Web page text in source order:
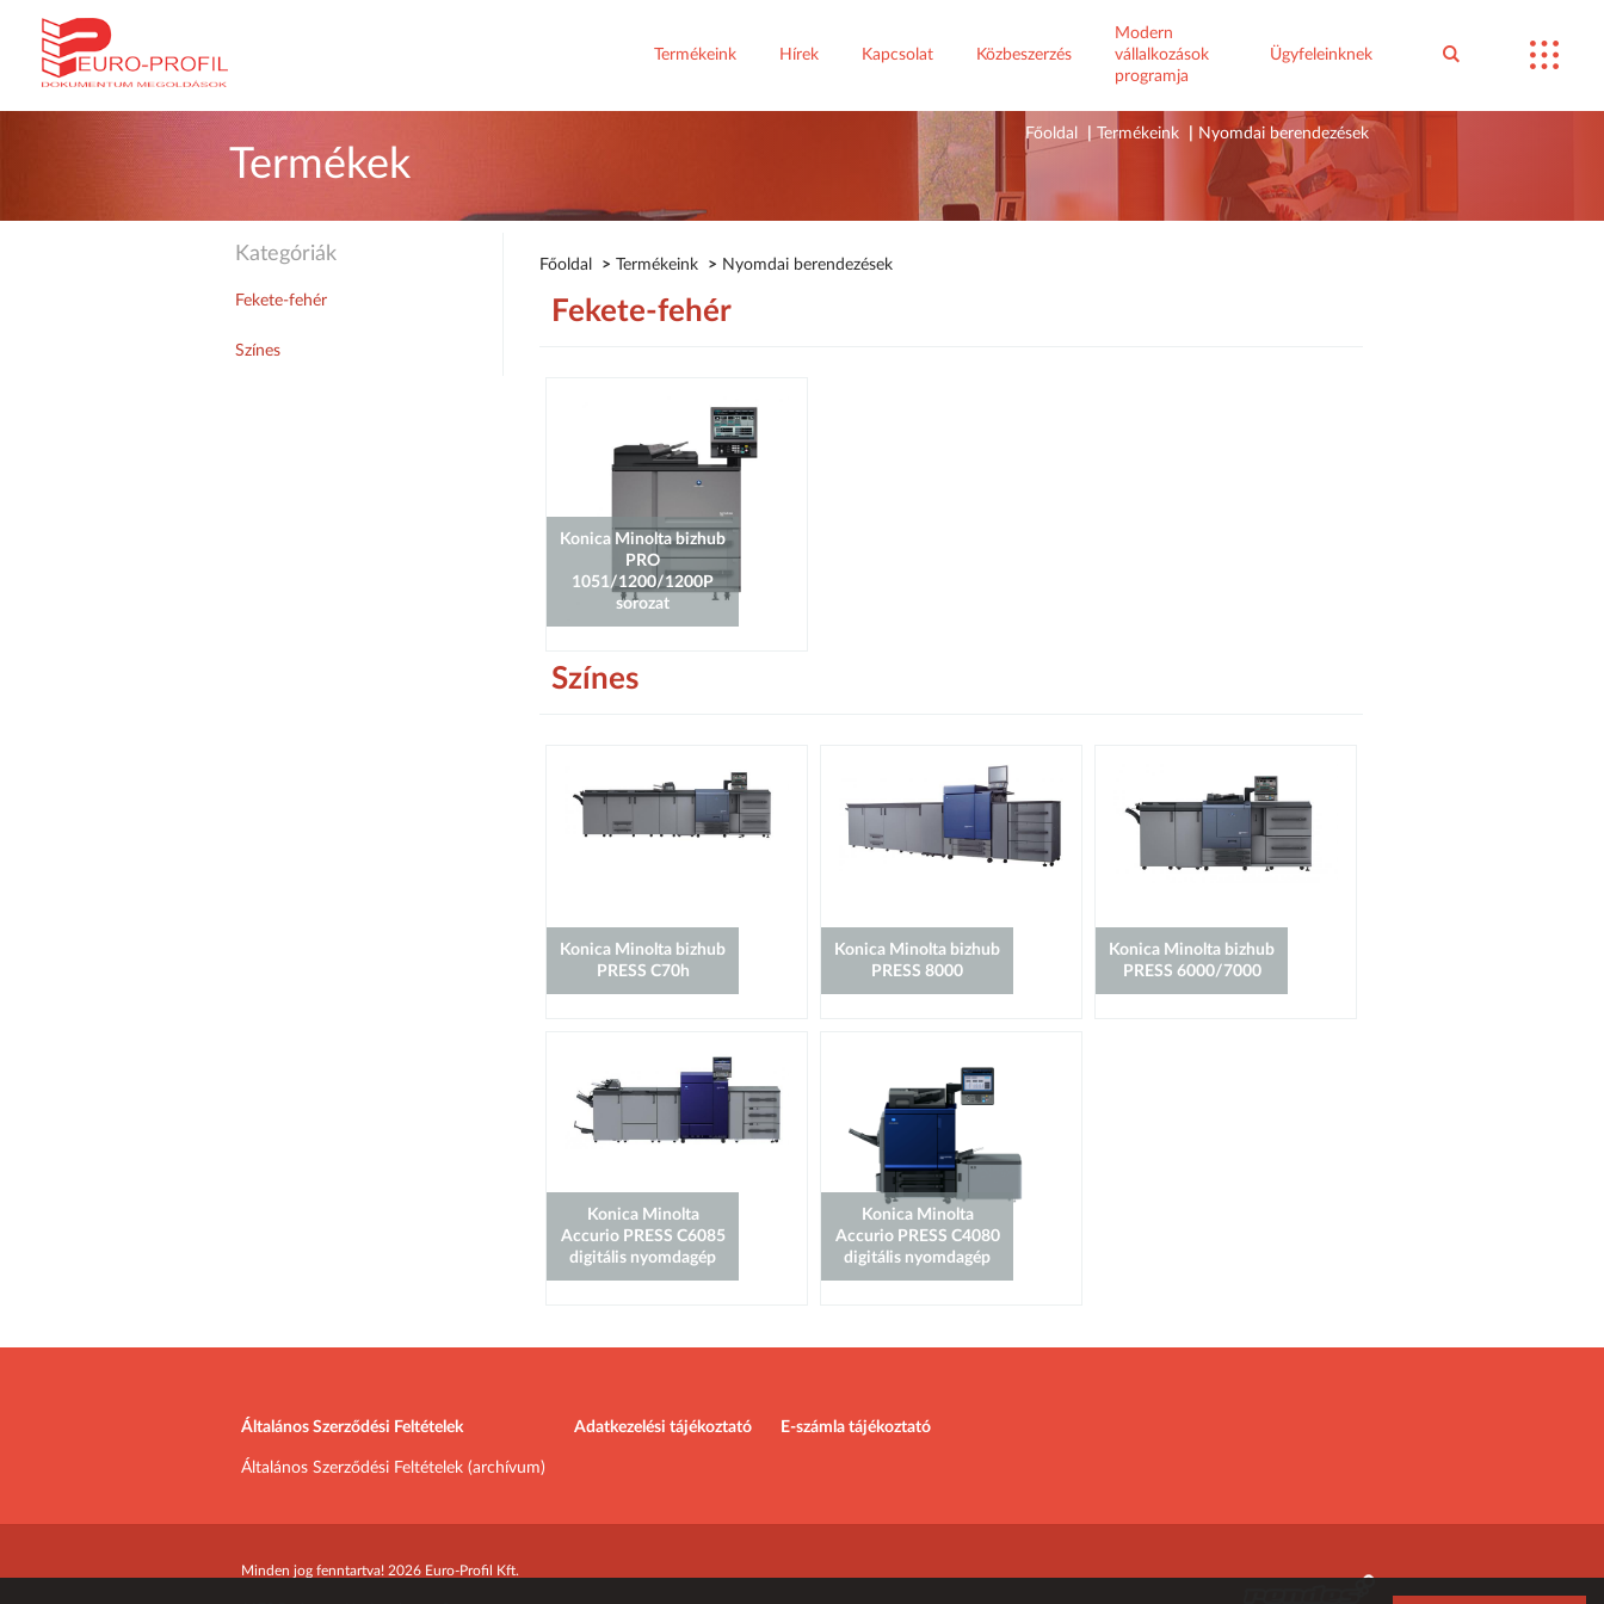
Termékeink Hírek Kapcsolat Közbeszerzés
Modern
vállalkozások
programja
Ügyfeleinknek
Termékek
Főoldal Termékeink Nyomdai berendezések
Kategóriák
Fekete-fehér
Színes
Főoldal > Termékeink > Nyomdai berendezések
Fekete-fehér
Konica Minolta bizhub
PRO
1051/1200/1200P
sorozat
Színes
Konica Minolta bizhub
PRESS C70h
Konica Minolta bizhub
PRESS 8000
Konica Minolta bizhub
PRESS 6000/7000
Konica Minolta
Accurio PRESS C6085
digitális nyomdagép
Konica Minolta
Accurio PRESS C4080
digitális nyomdagép
Általános Szerződési Feltételek
Általános Szerződési Feltételek (archívum)
Adatkezelési tájékoztató E-számla tájékoztató
Minden jog fenntartva! 2026 Euro-Profil Kft.